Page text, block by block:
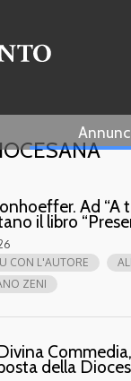
Ad “A
il libro
CON L'AUTORE
ZENI
della